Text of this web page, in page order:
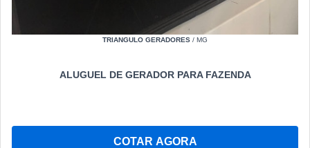
TRIANGULO GERADORES / MG
ALUGUEL DE GERADOR PARA FAZENDA
COTAR AGORA